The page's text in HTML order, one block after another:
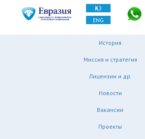
ҚАЗ
ENG
История
Миссия и стратегия
Лицензии и др.
Новости
Вакансии
Проекты